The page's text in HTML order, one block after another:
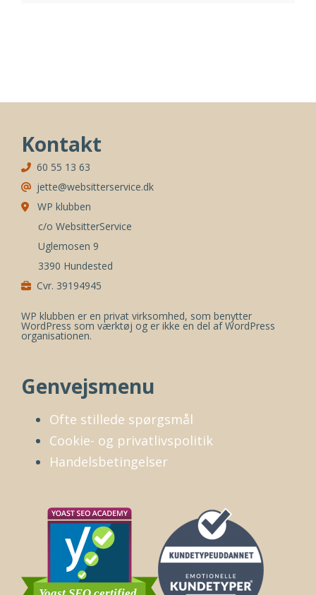
Kontakt
60 55 13 63
jette@websitterservice.dk
WP klubben
c/o WebsitterService
Uglemosen 9
3390 Hundested
Cvr. 39194945
WP klubben er en privat virksomhed, som benytter
WordPress som værktøj og er ikke en del af WordPress
organisationen.
Genvejsmenu
Ofte stillede spørgsmål
Cookie- og privatlivspolitik
Handelsbetingelser